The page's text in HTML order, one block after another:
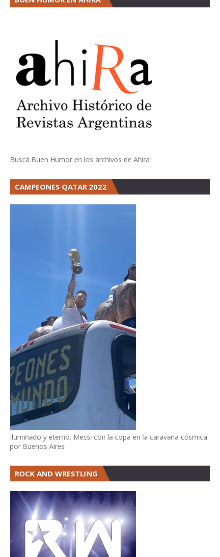
Buscá Buen Humor en los archivos de Ahira
CAMPEONES QATAR 2022
Iluminado y eterno. Messi con la copa en la caravana cósmica
por Buenos Aires
ROCK AND WRESTLING